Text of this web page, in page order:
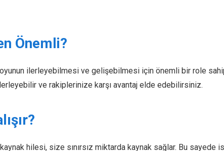
Önemli?
ilerleyebilmesi ve gelişebilmesi için önemli bir role
ve rakiplerinize karşı avantaj elde edebilirsiniz.
hilesi, size sınırsız miktarda kaynak sağlar. Bu